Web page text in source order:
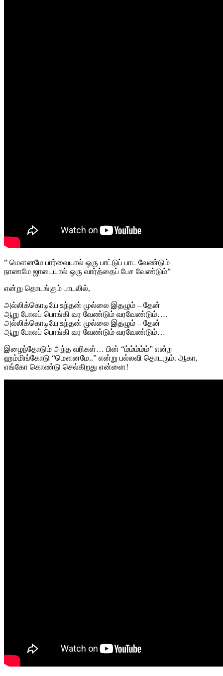
” மௌனமே பார்வையால் ஒரு பாட்டுப் பாட வேண்டும்
நாணமே ஜாடையால் ஒரு வார்த்தைப் பேச வேண்டும்”
என்று தொடங்கும் பாடலில்,
அல்லிக்கொடியே உந்தன் முல்லை இதழும் – தேன்
ஆறு போலப் பொங்கி வர வேண்டும் வரவேண்டும்….
அல்லிக்கொடியே உந்தன் முல்லை இதழும் – தேன்
ஆறு போலப் பொங்கி வர வேண்டும் வரவேண்டும்…
இழைந்தோடும் அந்த வரிகள்… பின் “ம்ம்ம்ம்ம்” என்ற
ஹம்மிங்கோடு “மௌனமே..” என்று பல்லவி தொடரும். ஆகா,
எங்கோ கொண்டு செல்கிறது என்னை!